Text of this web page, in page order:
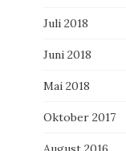
Juli 2018
Juni 2018
Mai 2018
Oktober 2017